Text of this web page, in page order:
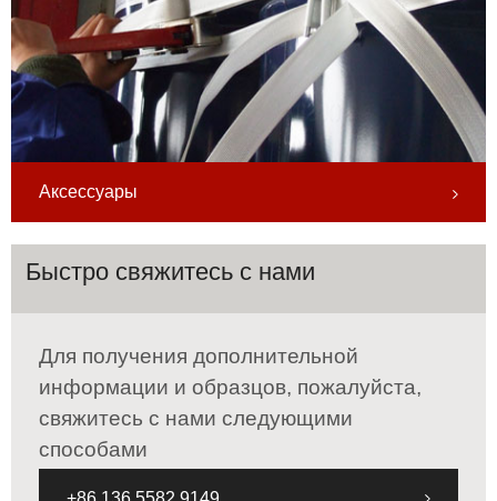
Аксессуары
Быстро свяжитесь с нами
Для получения дополнительной
информации и образцов, пожалуйста,
свяжитесь с нами следующими
способами